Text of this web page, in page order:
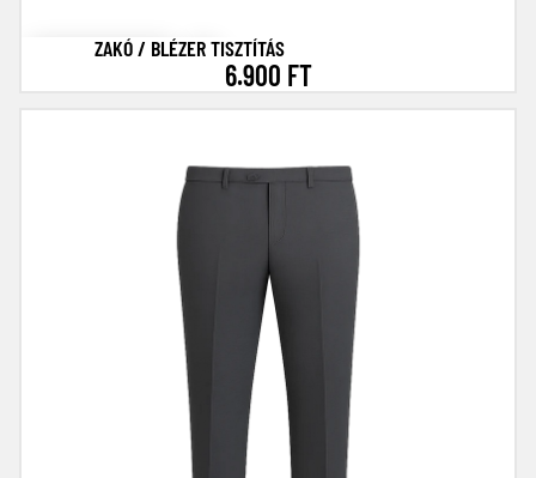
ZAKÓ / BLÉZER TISZTÍTÁS
6.900 FT